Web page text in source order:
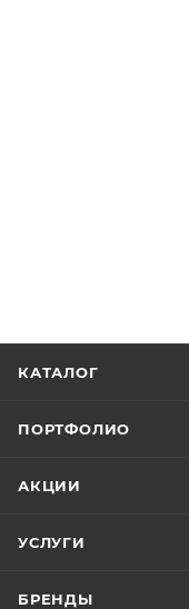
КАТАЛОГ
ПОРТФОЛИО
АКЦИИ
УСЛУГИ
БРЕНДЫ